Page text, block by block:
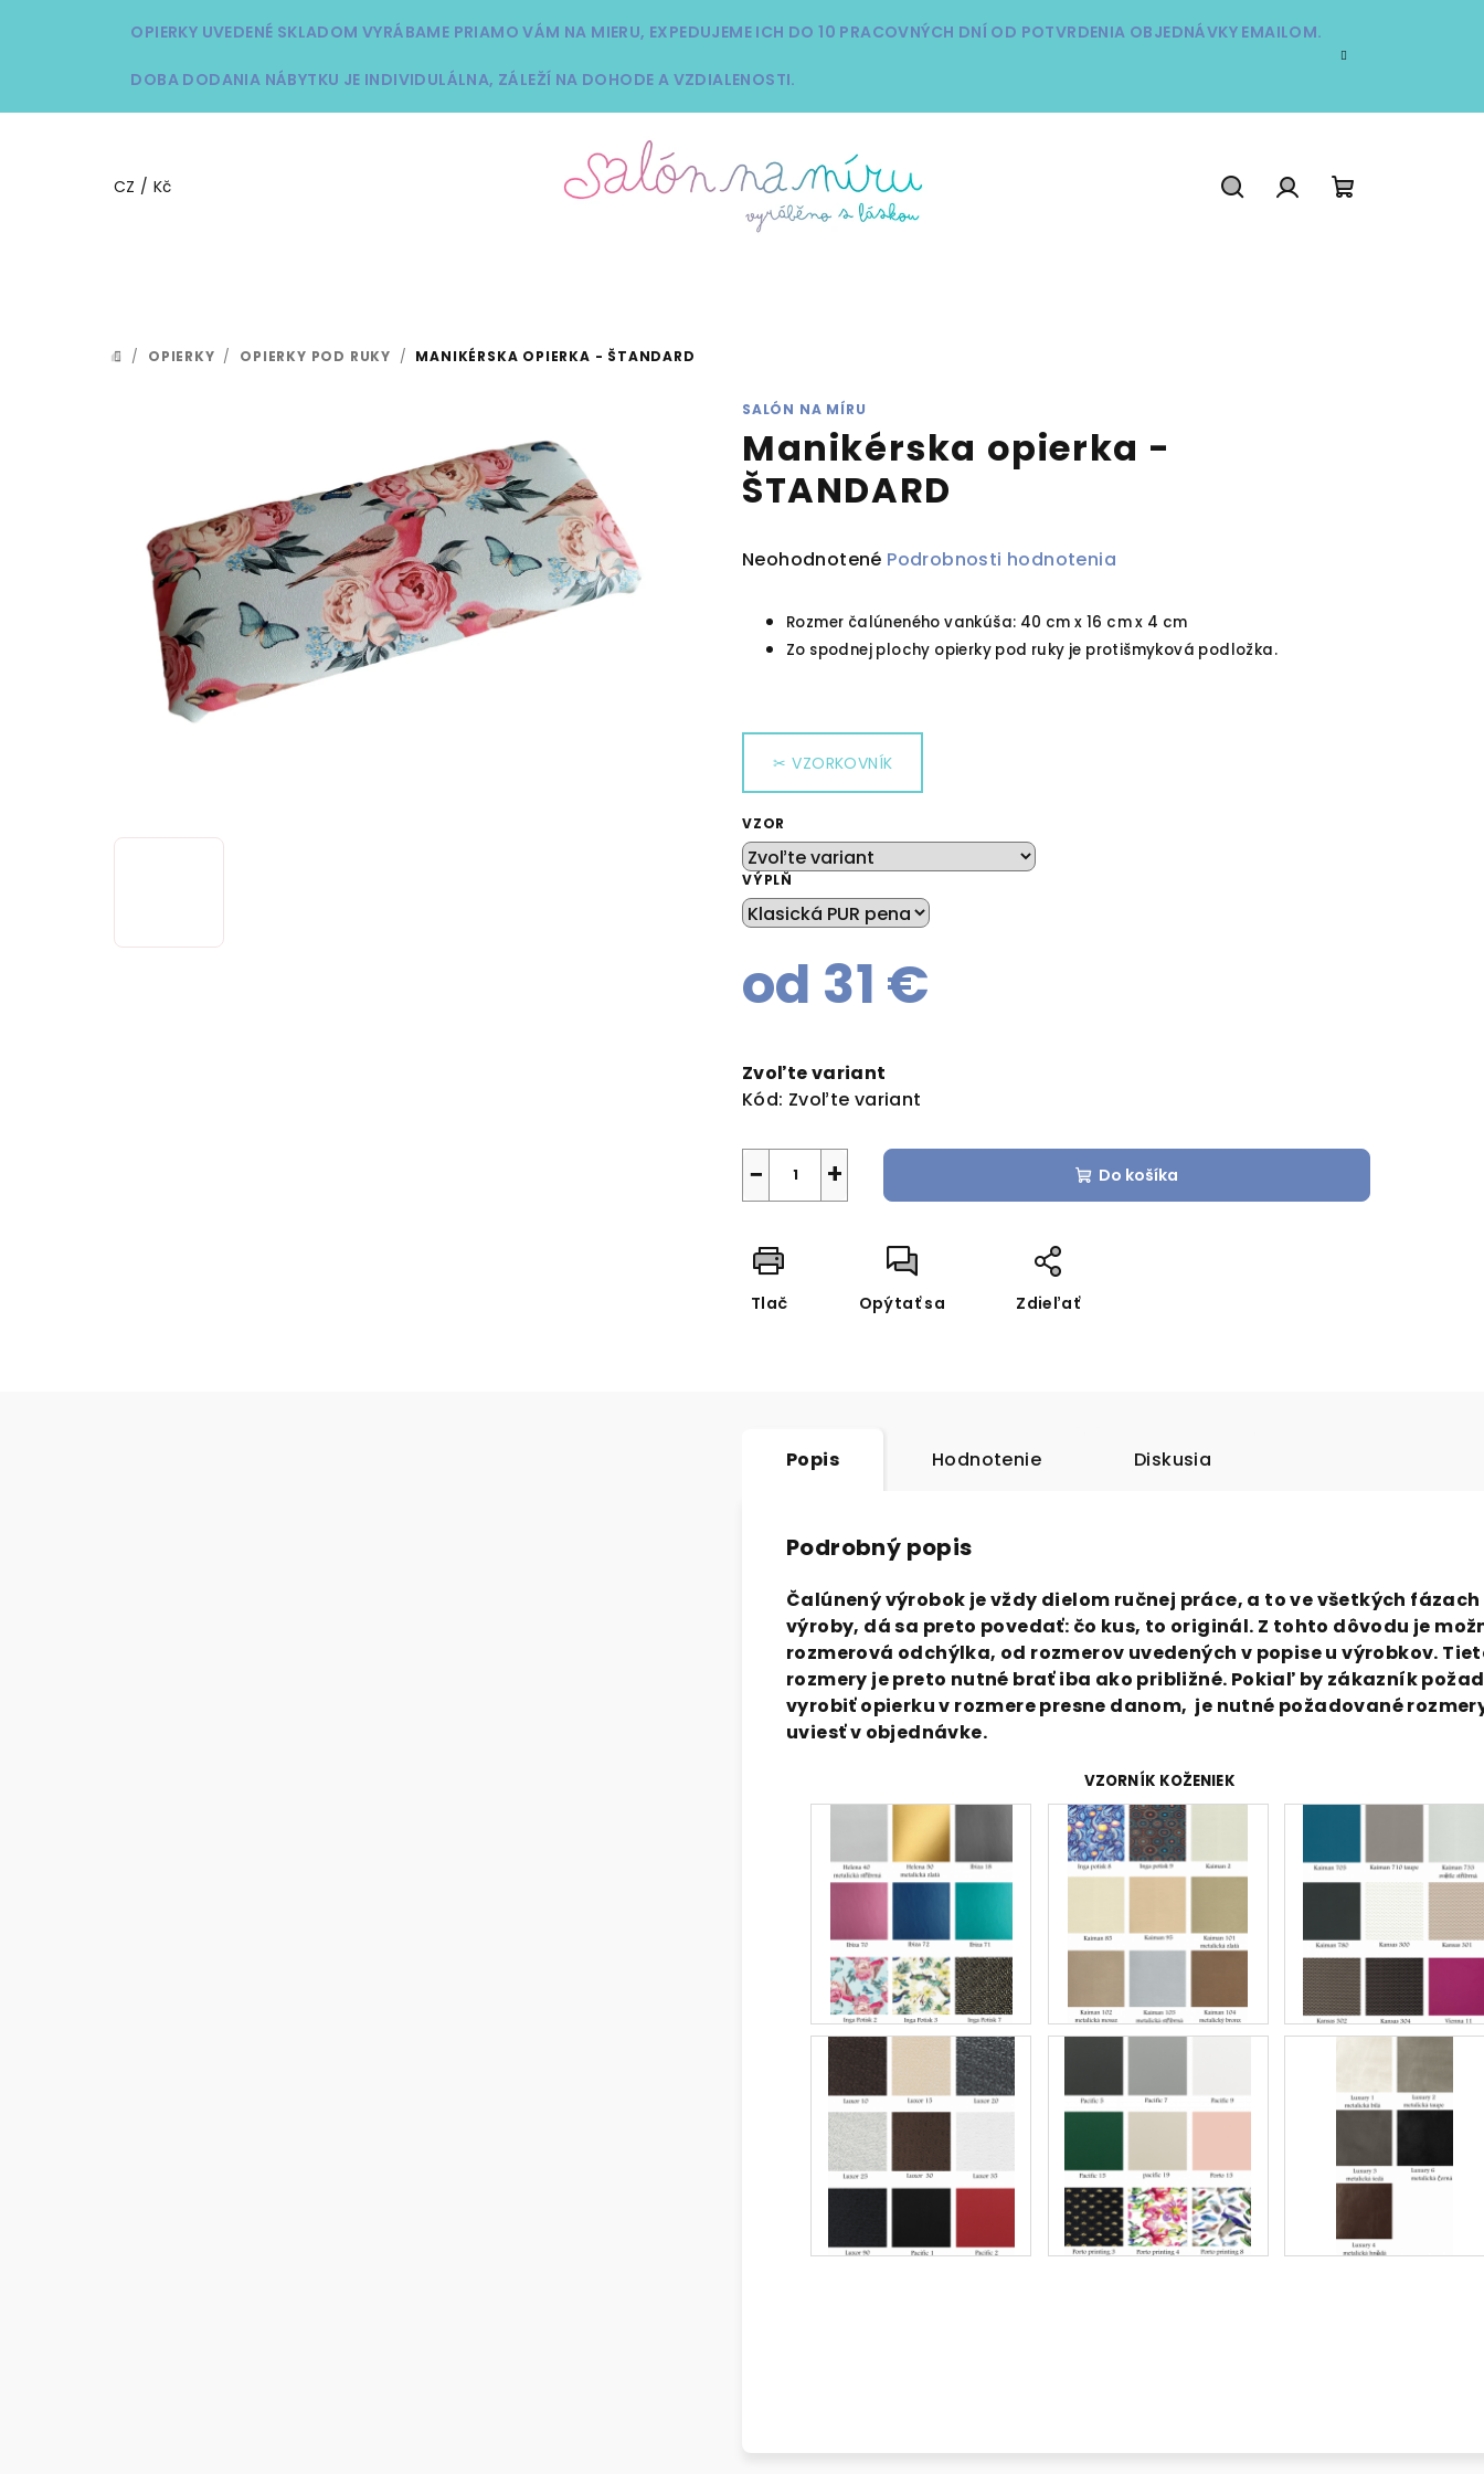
OPIERKY UVEDENÉ SKLADOM VYRÁBAME PRIAMO VÁM NA MIERU, EXPEDUJEME ICH DO 10 PRACOVNÝCH DNÍ OD POTVRDENIA OBJEDNÁVKY EMAILOM.
DOBA DODANIA NÁBYTKU JE INDIVIDULÁLNA, ZÁLEŽÍ NA DOHODE A VZDIALENOSTI.
CZ / Kč
DOMOV
/ OPIERKY / OPIERKY POD RUKY / MANIKÉRSKA OPIERKA - ŠTANDARD
SALÓN NA MÍRU
Manikérska opierka -
ŠTANDARD
Priemerné
produktu
Neohodnotené Podrobnosti hodnotenia
Rozmer čalúneného vankúša: 40 cm x 16 cm x 4 cm
Zo spodnej plochy opierky pod ruky je protišmyková podložka.
VZORKOVNÍK
VZOR
VÝPLŇ
od 31 €
cena:
Zvoľte variant
Kód: Zvoľte variant
+
− Do košíka
Tlač Opýtať sa Zdieľať
Popis Hodnotenie Diskusia
Podrobný popis
Čalúnený výrobok je vždy dielom ručnej práce, a to ve všetkých fázach
výroby, dá sa preto povedať: čo kus, to originál. Z tohto dôvodu je
rozmerová odchýlka, od rozmerov uvedených v popise u výrobkov.
rozmery je preto nutné brať iba ako približné. Pokiaľ by zákazník
vyrobiť opierku v rozmere presne danom, je nutné požadované
uviesť v objednávke.
VZORNÍK KOŽENIEK